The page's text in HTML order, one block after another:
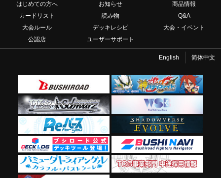
はじめての方へ お知らせ
商品情報
カードリスト
読み物
Q&A
大会ルール
デッキレシピ
大会・イベント
公認店
ユーザーサポート
English 简体中文